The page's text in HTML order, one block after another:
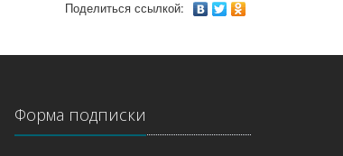
Поделиться ссылкой:
Форма подписки